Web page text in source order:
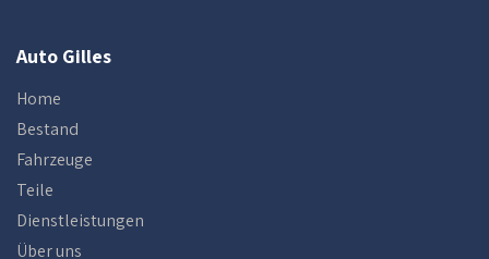
Auto Gilles
Home
Bestand
Fahrzeuge
Teile
Dienstleistungen
Über uns